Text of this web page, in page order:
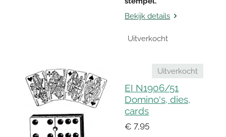
Bekijk details
Uitverkocht
Uitverkocht
EI N1906/51
Domino's, dies,
cards
€ 7,95